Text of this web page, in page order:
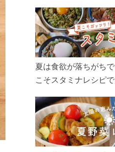
ん、製造現場や品質
こめ油をもっと好き
ぜひお楽しみくださ
夏は食欲が落ちがち
こそスタミナレシピ
リ食べて、夏バテを
う！